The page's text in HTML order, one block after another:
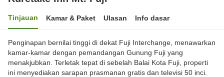
Tinjauan Kamar & Paket Ulasan Info dasar
Penginapan bernilai tinggi di dekat Fuji Interchange, menawarkan
kamar-kamar dengan pemandangan Gunung Fuji yang
menakjubkan. Terletak tepat di sebelah Balai Kota Fuji, properti
ini menyediakan sarapan prasmanan gratis dan televisi 50 inci.